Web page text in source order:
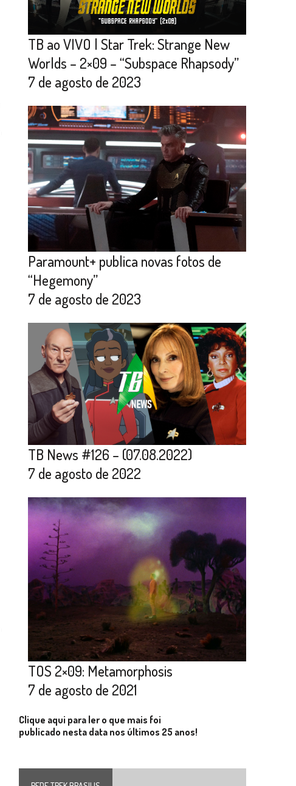
TB ao VIVO | Star Trek: Strange New
Worlds – 2×09 – “Subspace Rhapsody”
7 de agosto de 2023
Paramount+ publica novas fotos de
“Hegemony”
7 de agosto de 2023
TB News #126 – (07.08.2022)
7 de agosto de 2022
TOS 2×09: Metamorphosis
7 de agosto de 2021
Clique aqui para ler o que mais foi
publicado nesta data nos últimos 25 anos!